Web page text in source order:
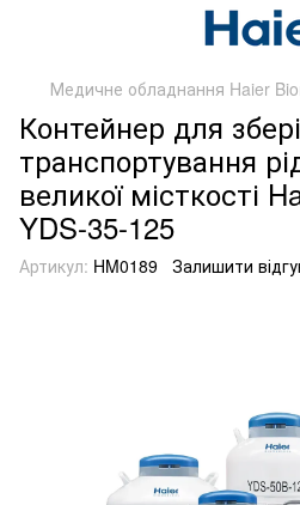
Медичне обладнання Haier
Контейнер для
транспортування
великої місткості
YDS-35-125
Артикул: HM0189 Залишити